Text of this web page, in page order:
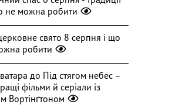
не можна робити
свято 8 серпня і що
робити
до Під стягом небес –
фільми й серіали із
Вортінґтоном